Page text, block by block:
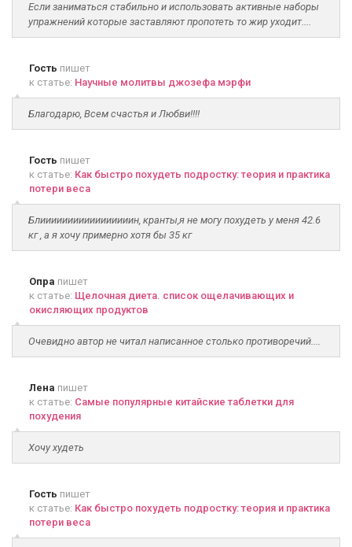
Если заниматься стабильно и использовать активные наборы
упражнений которые заставляют пропотеть то жир уходит....
Гость пишет
к статье: Научные молитвы джозефа мэрфи
Благодарю, Всем счастья и Любви!!!!
Гость пишет
к статье: Как быстро похудеть подростку: теория и практика
потери веса
Блииииииииииииииииин, кранты,я не могу похудеть у меня 42.6
кг , а я хочу примерно хотя бы 35 кг
Опра пишет
к статье: Щелочная диета. список ощелачивающих и
окисляющих продуктов
Очевидно автор не читал написанное столько противоречий....
Лена пишет
к статье: Самые популярные китайские таблетки для
похудения
Хочу худеть
Гость пишет
к статье: Как быстро похудеть подростку: теория и практика
потери веса